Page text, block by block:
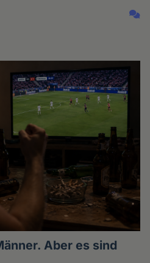
Aber es sind